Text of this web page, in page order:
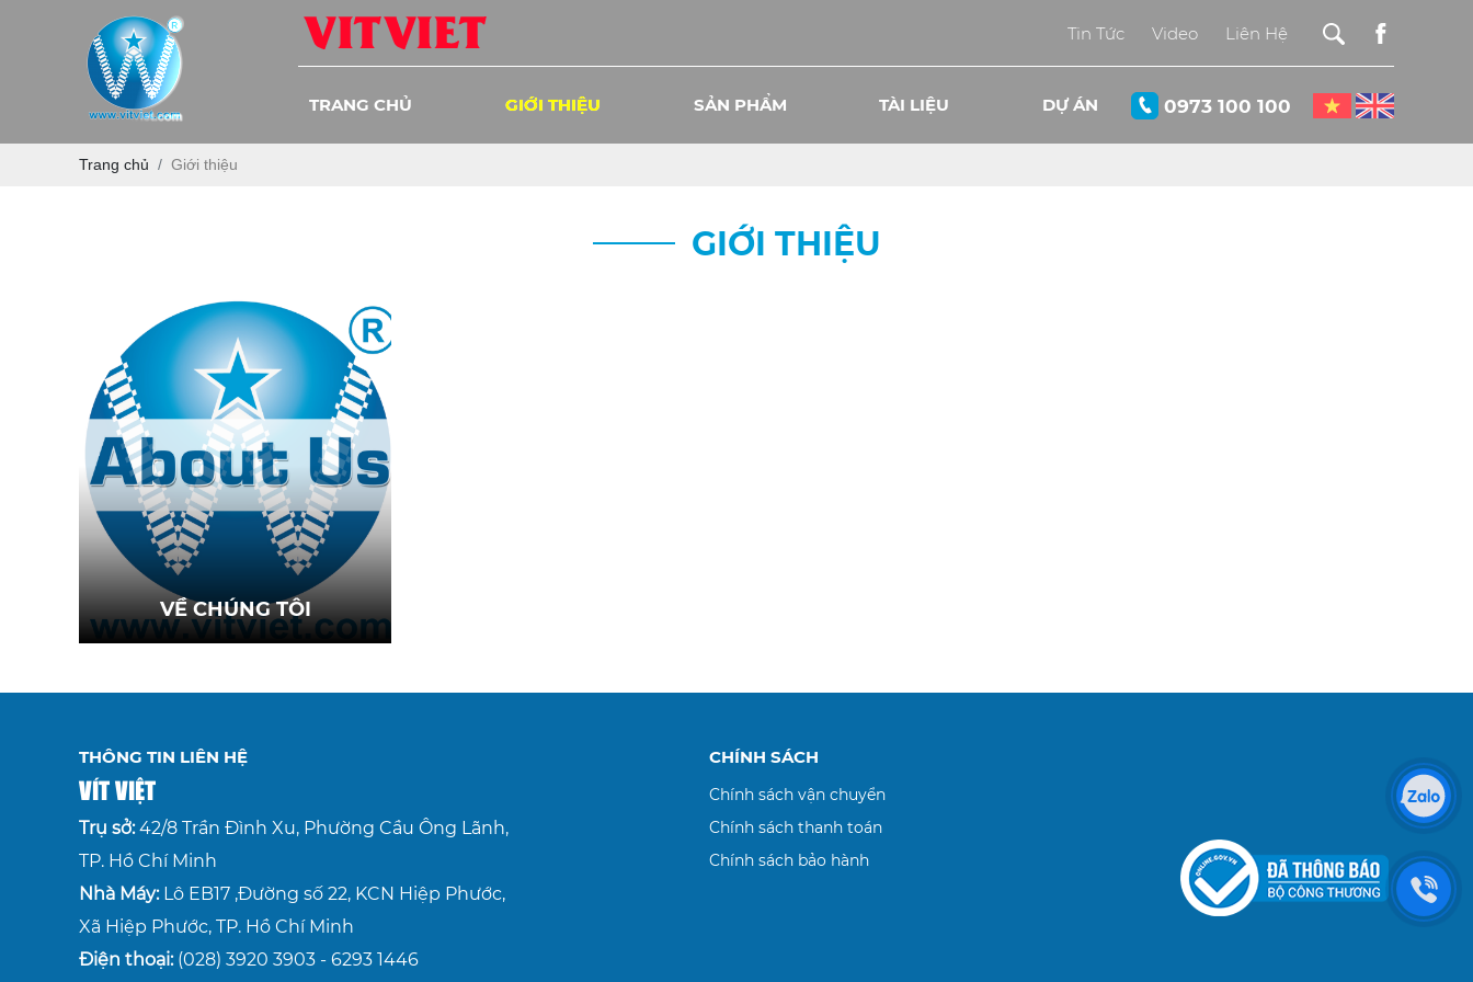
Tin Tức Video Liên Hệ
TRANG CHỦ GIỚI THIỆU SẢN PHẨM TÀI LIỆU DỰ ÁN 0973 100 100
Trang chủ Giới thiệu
GIỚI THIỆU
VỀ CHÚNG TÔI
VỀ CHÚNG TÔI
Công ty Cổ phần Sản Xuất Công
Nghiệp và Thương Mại Vít Việt là
một trong những Công ty hàng đầu
Việt Nam về lĩnh vực Cung Cấp Phụ
Kiện Liên Kết.
Xem thêm
THÔNG TIN LIÊN HỆ
VÍT VIỆT
Trụ sở:42/8 Trần Đình Xu, Phường Cầu Ông Lãnh,
TP. Hồ Chí Minh
Nhà Máy:Lô EB17 ,Đường số 22, KCN Hiệp Phước,
Xã Hiệp Phước, TP. Hồ Chí Minh
Điện thoại:(028) 3920 3903 - 6293 1446
CHÍNH SÁCH
Chính sách vận chuyển
Chính sách thanh toán
Chính sách bảo hành